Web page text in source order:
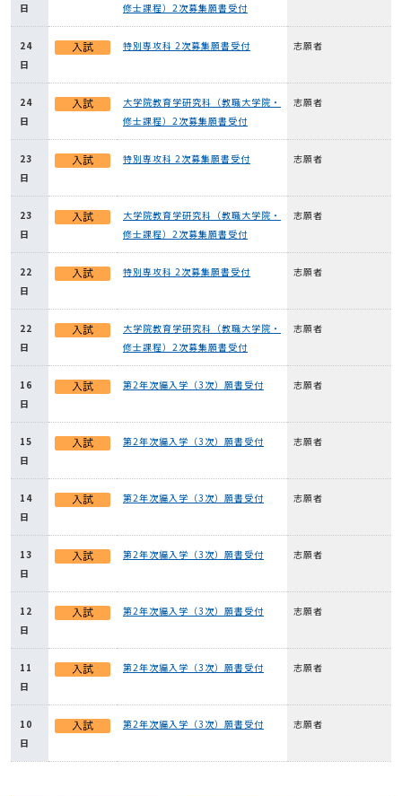
日
修士課程）2次募集願書受付
24
日
特別専攻科 2次募集願書受付 志願者
24
日
大学院教育学研究科（教職大学院・
修士課程）2次募集願書受付
志願者
23
日
特別専攻科 2次募集願書受付 志願者
23
日
大学院教育学研究科（教職大学院・
修士課程）2次募集願書受付
志願者
22
日
特別専攻科 2次募集願書受付 志願者
22
日
大学院教育学研究科（教職大学院・
修士課程）2次募集願書受付
志願者
16
日
第2年次編入学（3次）願書受付 志願者
15
日
第2年次編入学（3次）願書受付 志願者
14
日
第2年次編入学（3次）願書受付 志願者
13
日
第2年次編入学（3次）願書受付 志願者
12
日
第2年次編入学（3次）願書受付 志願者
11
日
第2年次編入学（3次）願書受付 志願者
10
日
第2年次編入学（3次）願書受付 志願者